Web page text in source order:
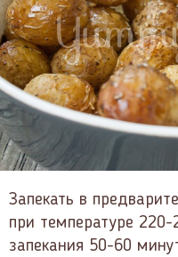
Запекать в
при температуре
запекания 50-60